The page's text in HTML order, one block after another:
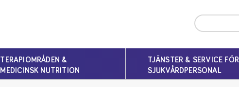
TERAPIOMRÅDEN &
MEDICINSK NUTRITION
TJÄNSTER & SERVICE FÖR
SJUKVÅRDPERSONAL